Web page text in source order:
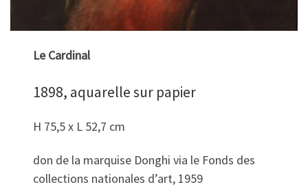
Le Cardinal
1898, aquarelle sur papier
H 75,5 x L 52,7 cm
don de la marquise Donghi via le Fonds des
collections nationales d’art, 1959